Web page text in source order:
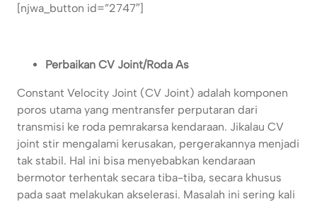
[njwa_button id=”2747″]
Perbaikan CV Joint/Roda As
Constant Velocity Joint (CV Joint) adalah komponen
poros utama yang mentransfer perputaran dari
transmisi ke roda pemrakarsa kendaraan. Jikalau CV
joint stir mengalami kerusakan, pergerakannya menjadi
tak stabil. Hal ini bisa menyebabkan kendaraan
bermotor terhentak secara tiba-tiba, secara khusus
pada saat melakukan akselerasi. Masalah ini sering kali